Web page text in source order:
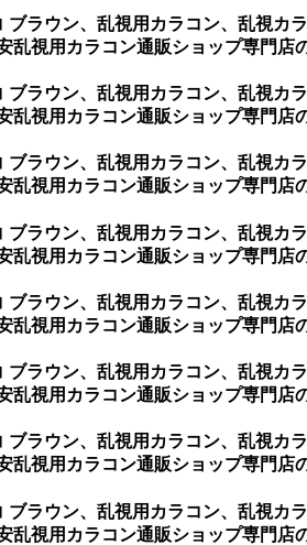
ブラウン、乱視用カラコン、乱視
乱視用カラコン通販ショップ専門店
ブラウン、乱視用カラコン、乱視
乱視用カラコン通販ショップ専門店
ブラウン、乱視用カラコン、乱視
乱視用カラコン通販ショップ専門店
ブラウン、乱視用カラコン、乱視
乱視用カラコン通販ショップ専門店
ブラウン、乱視用カラコン、乱視
乱視用カラコン通販ショップ専門店
ブラウン、乱視用カラコン、乱視
乱視用カラコン通販ショップ専門店
ブラウン、乱視用カラコン、乱視
乱視用カラコン通販ショップ専門店
ブラウン、乱視用カラコン、乱視
乱視用カラコン通販ショップ専門店